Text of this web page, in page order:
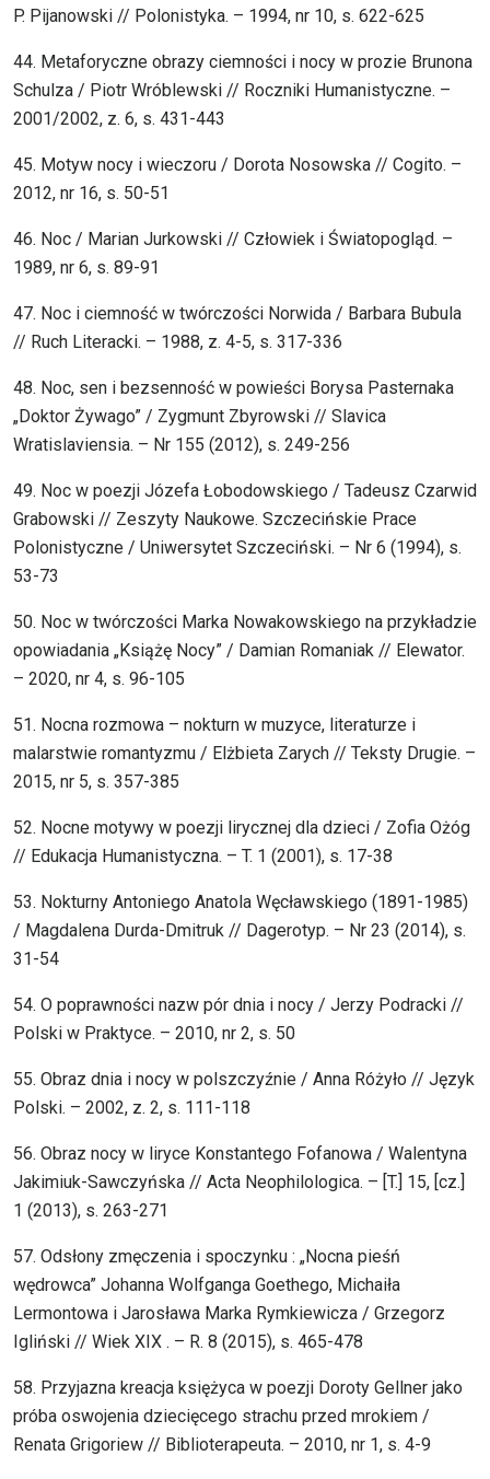
P. Pijanowski // Polonistyka. – 1994, nr 10, s. 622-625
44. Metaforyczne obrazy ciemności i nocy w prozie Brunona
Schulza / Piotr Wróblewski // Roczniki Humanistyczne. –
2001/2002, z. 6, s. 431-443
45. Motyw nocy i wieczoru / Dorota Nosowska // Cogito. –
2012, nr 16, s. 50-51
46. Noc / Marian Jurkowski // Człowiek i Światopogląd. –
1989, nr 6, s. 89-91
47. Noc i ciemność w twórczości Norwida / Barbara Bubula
// Ruch Literacki. – 1988, z. 4-5, s. 317-336
48. Noc, sen i bezsenność w powieści Borysa Pasternaka
„Doktor Żywago” / Zygmunt Zbyrowski // Slavica
Wratislaviensia. – Nr 155 (2012), s. 249-256
49. Noc w poezji Józefa Łobodowskiego / Tadeusz Czarwid
Grabowski // Zeszyty Naukowe. Szczecińskie Prace
Polonistyczne / Uniwersytet Szczeciński. – Nr 6 (1994), s.
53-73
50. Noc w twórczości Marka Nowakowskiego na przykładzie
opowiadania „Książę Nocy” / Damian Romaniak // Elewator.
– 2020, nr 4, s. 96-105
51. Nocna rozmowa – nokturn w muzyce, literaturze i
malarstwie romantyzmu / Elżbieta Zarych // Teksty Drugie. –
2015, nr 5, s. 357-385
52. Nocne motywy w poezji lirycznej dla dzieci / Zofia Ożóg
// Edukacja Humanistyczna. – T. 1 (2001), s. 17-38
53. Nokturny Antoniego Anatola Węcławskiego (1891-1985)
/ Magdalena Durda-Dmitruk // Dagerotyp. – Nr 23 (2014), s.
31-54
54. O poprawności nazw pór dnia i nocy / Jerzy Podracki //
Polski w Praktyce. – 2010, nr 2, s. 50
55. Obraz dnia i nocy w polszczyźnie / Anna Różyło // Język
Polski. – 2002, z. 2, s. 111-118
56. Obraz nocy w liryce Konstantego Fofanowa / Walentyna
Jakimiuk-Sawczyńska // Acta Neophilologica. – [T.] 15, [cz.]
1 (2013), s. 263-271
57. Odsłony zmęczenia i spoczynku : „Nocna pieśń
wędrowca” Johanna Wolfganga Goethego, Michaiła
Lermontowa i Jarosława Marka Rymkiewicza / Grzegorz
Igliński // Wiek XIX . – R. 8 (2015), s. 465-478
58. Przyjazna kreacja księżyca w poezji Doroty Gellner jako
próba oswojenia dziecięcego strachu przed mrokiem /
Renata Grigoriew // Biblioterapeuta. – 2010, nr 1, s. 4-9